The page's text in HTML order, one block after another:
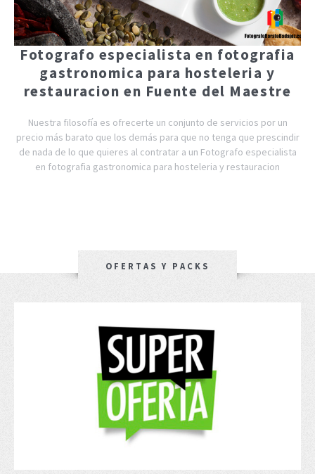
Fotografo especialista en fotografia
gastronomica para hosteleria y
restauracion en Fuente del Maestre
Nuestra filosofía es ofrecerte un conjunto de servicios por un
precio más barato que los demás para que no tenga que prescindir
de nada de lo que quieres al contratar a un Fotografo especialista
en fotografia gastronomica para hosteleria y restauracion
OFERTAS Y PACKS